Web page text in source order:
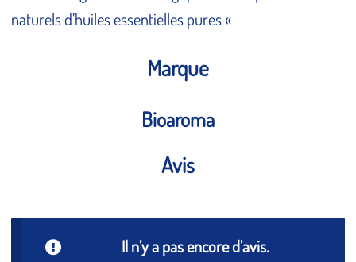
naturels d’huiles essentielles pures «
Marque
Bioaroma
Avis
Il n’y a pas encore d’avis.